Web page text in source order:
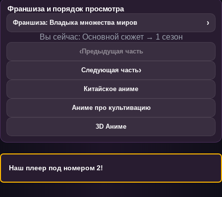
Франшиза и порядок просмотра
Франшиза: Владыка множества миров
›
Вы сейчас: Основной сюжет → 1 сезон
‹Предыдущая часть
Следующая часть›
Китайское аниме
Аниме про культивацию
3D Аниме
Наш плеер под номером 2!